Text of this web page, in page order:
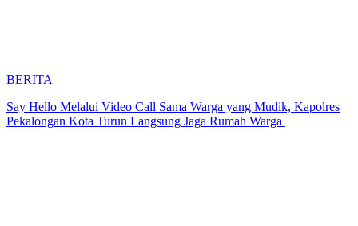
BERITA
Say Hello Melalui Video Call Sama Warga yang Mudik, Kapolres
Pekalongan Kota Turun Langsung Jaga Rumah Warga